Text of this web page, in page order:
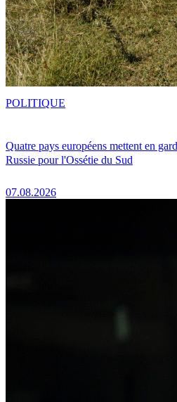
Quatre pays européens mettent en
Russie pour l'Ossétie du Sud
07.08.2026
POLITIQUE